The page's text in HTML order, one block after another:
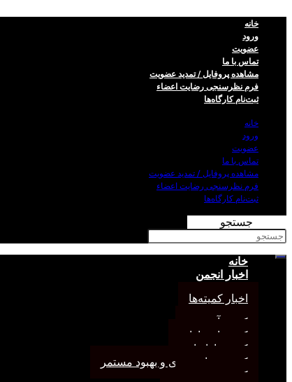
خانه
ورود
عضویت
تماس با ما
مشاهده پروفایل / تمدید عضویت
فرم نظر‌سنجی رضایت اعضاء
ثبت‌نام کارگاه‌ها
خانه
ورود
عضویت
تماس با ما
مشاهده پروفایل / تمدید عضویت
فرم نظر‌سنجی رضایت اعضاء
ثبت‌نام کارگاه‌ها
جستجو
خانه
اخبار انجمن
اخبار کمیته‌ها
کمیته آموزش
کمیته انتشارات
کمیته بازاریابی
کمیته برنامه‌ریزی و بهبود مستمر
کمیته پژوهش